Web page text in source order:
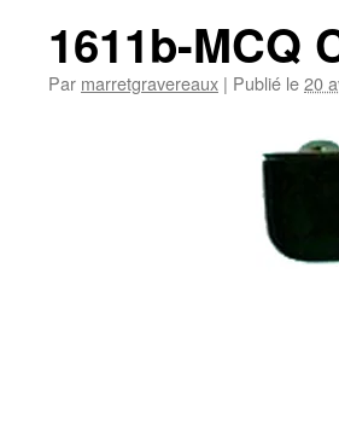
1611b-MCQ
Par marretgravereaux | Publié le20